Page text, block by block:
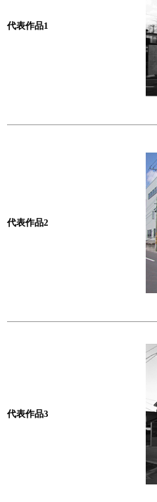
代表作品1
代表作品2
代表作品3